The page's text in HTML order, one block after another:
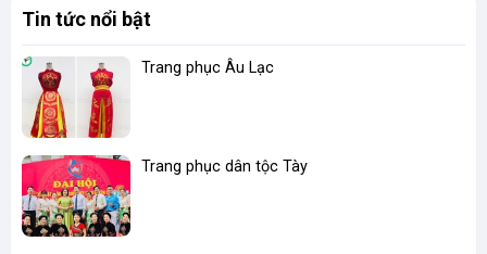
Tin tức nổi bật
Trang phục Âu Lạc
Trang phục dân tộc Tày